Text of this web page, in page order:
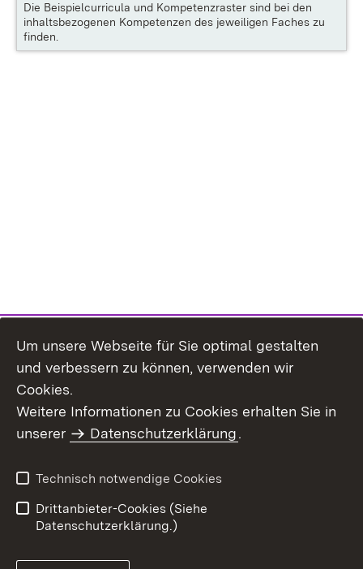
Die Beispielcurricula und Kompetenzraster sind bei den
inhaltsbezogenen Kompetenzen des jeweiligen Faches zu
finden.
Um unsere Webseite für Sie optimal gestalten
und verbessern zu können, verwenden wir
Cookies.
Weitere Informationen zu Cookies erhalten Sie in
unserer
Datenschutzerklärung.
Technisch notwendige Cookies
Drittanbieter-Cookies (Siehe
Datenschutzerklärung.)